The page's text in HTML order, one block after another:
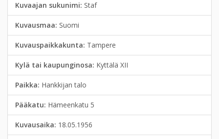
Kuvaajan sukunimi: Staf
Kuvausmaa: Suomi
Kuvauspaikkakunta: Tampere
Kylä tai kaupunginosa: Kyttälä XII
Paikka: Hankkijan talo
Pääkatu: Hämeenkatu 5
Kuvausaika: 18.05.1956